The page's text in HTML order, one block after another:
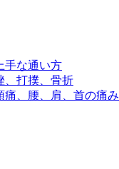
手な通い方
、打撲、骨折
痛、腰、肩、首の痛み